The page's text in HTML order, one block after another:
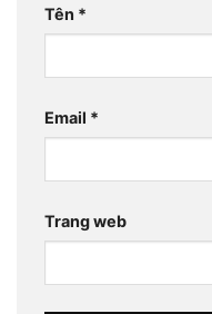
Tên *
Email *
Trang web